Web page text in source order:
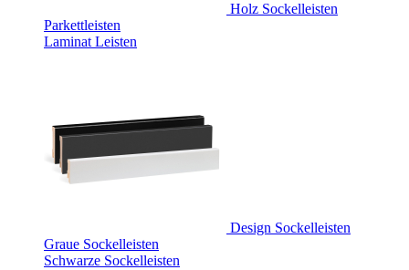
Holz Sockelleisten
Parkettleisten
Laminat Leisten
Design Sockelleisten
Graue Sockelleisten
Schwarze Sockelleisten